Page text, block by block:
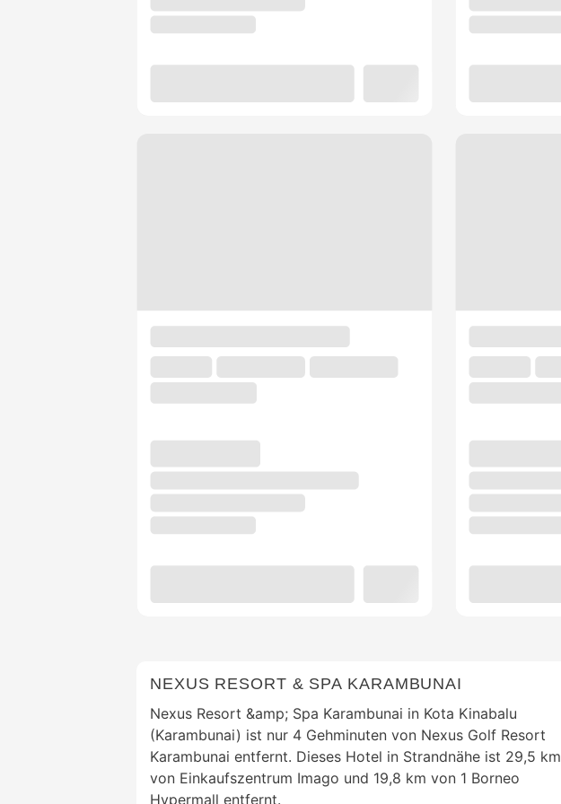
NEXUS RESORT & SPA KARAMBUNAI
Nexus Resort &amp; Spa Karambunai in Kota Kinabalu
(Karambunai) ist nur 4 Gehminuten von Nexus Golf Resort
Karambunai entfernt. Dieses Hotel in Strandnähe ist 29,5 km
von Einkaufszentrum Imago und 19,8 km von 1 Borneo
Hypermall entfernt.